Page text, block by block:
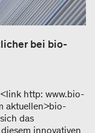
bei bio-
http: www.bio-
aktuellen>bio-
das
innovativen